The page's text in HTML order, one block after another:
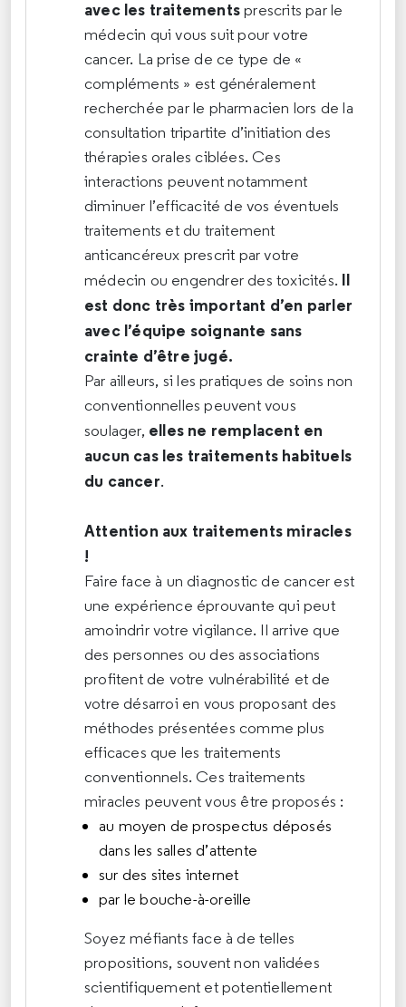
avec les traitementsprescrits par le
médecin qui vous suit pour votre
cancer. La prise de ce type de «
compléments » est généralement
recherchée par le pharmacien lors de la
consultation tripartite d’initiation des
thérapies orales ciblées. Ces
interactions peuvent notamment
diminuer l’efficacité de vos éventuels
traitements et du traitement
anticancéreux prescrit par votre
médecin ou engendrer des toxicités. Il
est donc très important d’en parler
avec l’équipe soignante sans
crainte d’être jugé.
Par ailleurs, si les pratiques de soins non
conventionnelles peuvent vous
soulager, elles ne remplacent en
aucun cas les traitements habituels
du cancer.
Attention aux traitements miracles
!
Faire face à un diagnostic de cancer est
une expérience éprouvante qui peut
amoindrir votre vigilance. Il arrive que
des personnes ou des associations
profitent de votre vulnérabilité et de
votre désarroi en vous proposant des
méthodes présentées comme plus
efficaces que les traitements
conventionnels. Ces traitements
miracles peuvent vous être proposés :
au moyen de prospectus déposés
dans les salles d’attente
sur des sites internet
par le bouche-à-oreille
Soyez méfiants face à de telles
propositions, souvent non validées
scientifiquement et potentiellement